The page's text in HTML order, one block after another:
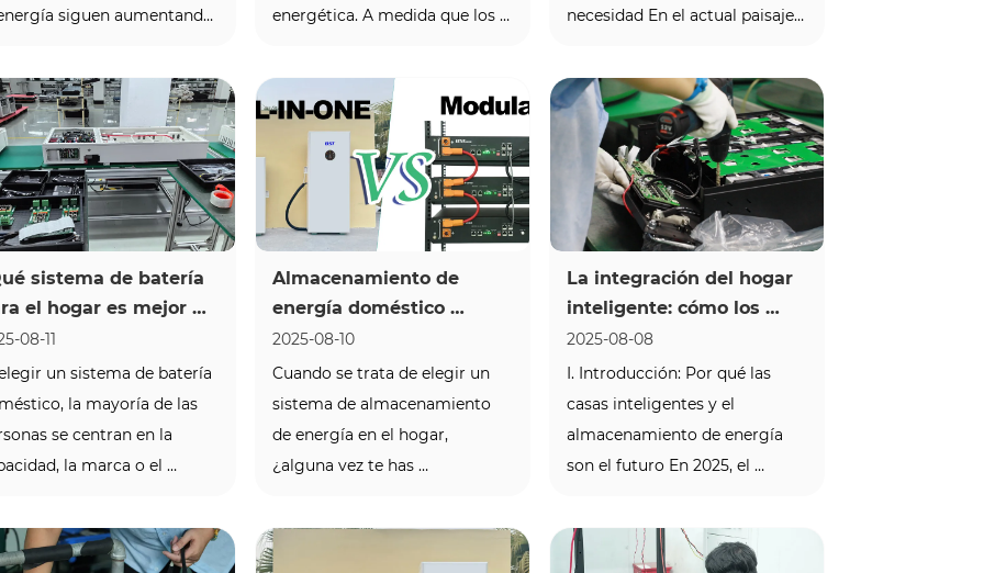
siguen aumentando
Sistemas solares
(planta de energía
Se están
rápidamente e...
energéticas para el hogar
energética. A medida que los
suben en todo el continente -
con Alemania pagará €38,40
por cada 100 kWh en 2025, casi
seis veces más que Turquía -
los...
necesidad En el actual paisaje
evolución, las empresas de
todo el mundo buscan
soluciones de almacenamiento
de energía fiables y
personalizadas. Como
especialista l...
sistema de batería
el hogar es mejor
su clima: caliente,
o húmedo?
08-11
un sistema de batería
la mayoría de las
se centran en la
la marca o el
hacer o deshacer su
Tu clima . Ya sea
Almacenamiento de
energía doméstico
modular vs todo en uno:
¿Cuál debería elegir?
2025-08-10
Cuando se trata de elegir un
sistema de almacenamiento
de energía en el hogar,
¿alguna vez te has
modular o todo en uno? Un
sistema modular es como
La integración del hogar
inteligente: cómo los
sistemas de
almacenamiento de
energía alimentan la vida
moderna
2025-08-08
I. Introducción: Por qué las
casas inteligentes y el
almacenamiento de energía
son el futuro En 2025, el
tormenta perfecta de desafíos
energéticos. Los precios de la